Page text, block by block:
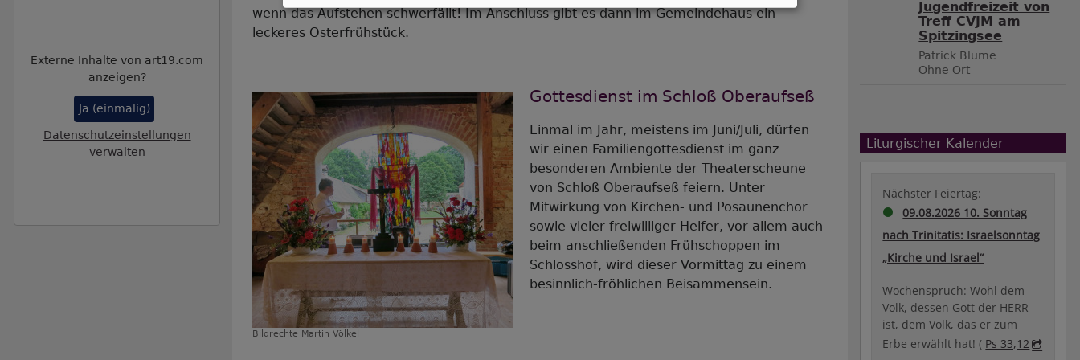
Externe Inhalte von art19.com
anzeigen?
Ja (einmalig)
Datenschutzeinstellungen
verwalten
wenn das Aufstehen schwerfällt! Im Anschluss gibt es dann im Gemeindehaus ein
leckeres Osterfrühstück.
Bildrechte Martin Völkel
Gottesdienst im Schloß Oberaufseß
Einmal im Jahr, meistens im Juni/Juli, dürfen
wir einen Familiengottesdienst im ganz
besonderen Ambiente der Theaterscheune
von Schloß Oberaufseß feiern. Unter
Mitwirkung von Kirchen- und Posaunenchor
sowie vieler freiwilliger Helfer, vor allem auch
beim anschließenden Frühschoppen im
Schlosshof, wird dieser Vormittag zu einem
besinnlich-fröhlichen Beisammensein.
Jugendfreizeit von
Treff CVJM am
Spitzingsee
Patrick Blume
Ohne Ort
Liturgischer Kalender
Nächster Feiertag:
09.08.2026 10. Sonntag
nach Trinitatis: Israelsonntag
„Kirche und Israel“
Wochenspruch: Wohl dem
Volk, dessen Gott der HERR
ist, dem Volk, das er zum
Erbe erwählt hat! ( Ps 33,12